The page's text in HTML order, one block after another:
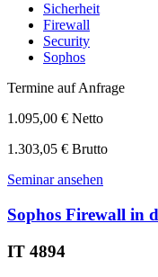
Sicherheit
Firewall
Security
Sophos
Termine auf Anfrage
1.095,00 € Netto
1.303,05 € Brutto
Seminar ansehen
Sophos Firewall in
IT 4894